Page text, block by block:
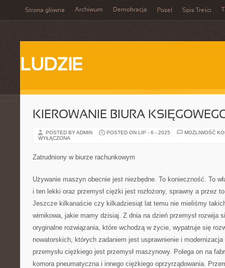
Strona główna Archiwum Demokracja Poseł Spis Treści
LUDZIE
KIEROWANIE BIURA
POSTED BY ADMIN POSTED ON LIP - 6 - 2025
MOŻLIWOŚĆ
WYŁĄCZONA
Zatrudniony w biurze rachunkowym
Używanie maszyn obecnie jest niezbędne. To konieczność. To
i ten lekki oraz przemysł ciężki jest rozłożony, sprawny a przez
Jeszcze kilkanaście czy kilkadziesiąt lat temu nie mieliśmy
wirnikowa, jakie mamy dzisiaj. Z dnia na dzień przemysł rozwija
oryginalne rozwiązania, które wchodzą w życie, wypatruje się
nowatorskich, których zadaniem jest usprawnienie i modernizacja
przemysłu ciężkiego jest przemysł maszynowy. Polega on na
komora pneumatyczna i innego ciężkiego oprzyrządowania.